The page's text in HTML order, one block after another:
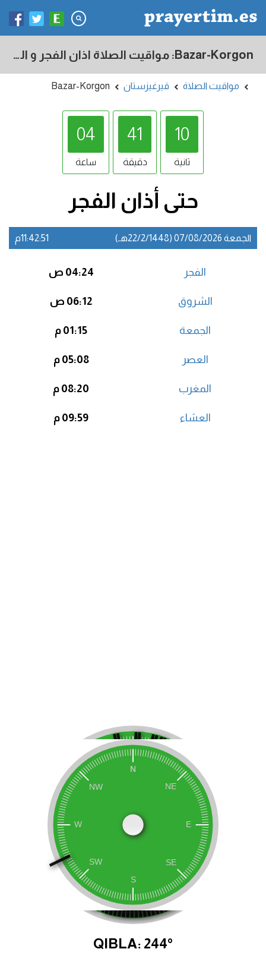
Bazar-Korgon: مواقيت الصلاة اذان الفجر و المغرب في اليوم - قيرغيزستان
مواقيت الصلاة قيرغيزستان Bazar-Korgon
04
ساعة
41
دقيقة
09
ثانية
حتى أذان الفجر
الجمعة 07/08/2026 (22/2/1448هـ) 11:42:51م
الفجر 04:24 ص
الشروق 06:12 ص
الجمعة 01:15 م
العصر 05:08 م
المغرب 08:20 م
العشاء 09:59 م
QIBLA: 244°